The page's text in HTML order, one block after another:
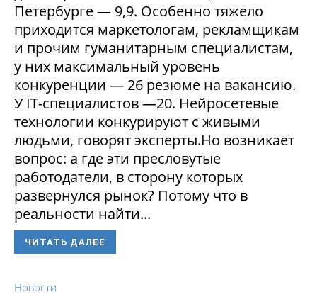
Петербурге — 9,9. Особенно тяжело
приходится маркетологам, рекламщикам
и прочим гуманитарным специалистам,
у них максимальный уровень
конкуренции — 26 резюме на вакансию.
У IT-специалистов —20. Нейросетевые
технологии конкурируют с живыми
людьми, говорят эксперты.Но возникает
вопрос: а где эти пресловутые
работодатели, в сторону которых
развернулся рынок? Потому что в
реальности найти...
ЧИТАТЬ ДАЛЕЕ
Новости